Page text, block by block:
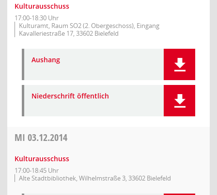
Kulturausschuss
17:00-18:30 Uhr
Kulturamt, Raum SO2 (2. Obergeschoss), Eingang
Kavalleriestraße 17, 33602 Bielefeld
Aushang
Niederschrift öffentlich
MI 03.12.2014
Kulturausschuss
17:00-18:45 Uhr
Alte Stadtbibliothek, Wilhelmstraße 3, 33602 Bielefeld